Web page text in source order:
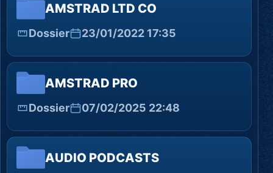
AMSTRAD LTD CO
Dossier 23/01/2022 17:35
AMSTRAD PRO
Dossier 07/02/2025 22:48
AUDIO PODCASTS